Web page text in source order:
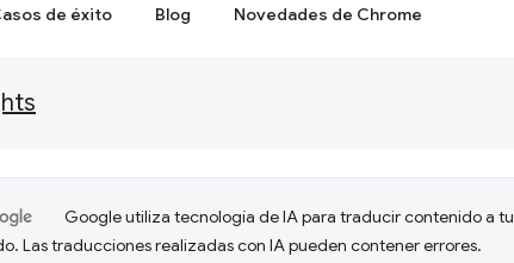
de éxito Blog Novedades de Chrome
Google utiliza tecnología de IA para traducir contenido a tu
Las traducciones realizadas con IA pueden contener errores.